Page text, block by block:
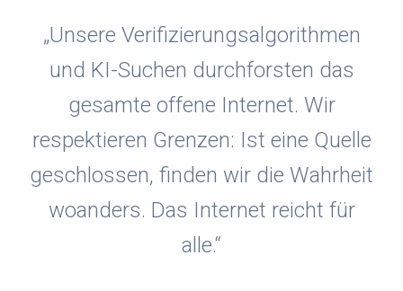
„Unsere Verifizierungsalgorithmen
und KI-Suchen durchforsten das
gesamte offene Internet. Wir
respektieren Grenzen: Ist eine Quelle
geschlossen, finden wir die Wahrheit
woanders. Das Internet reicht für
alle.“